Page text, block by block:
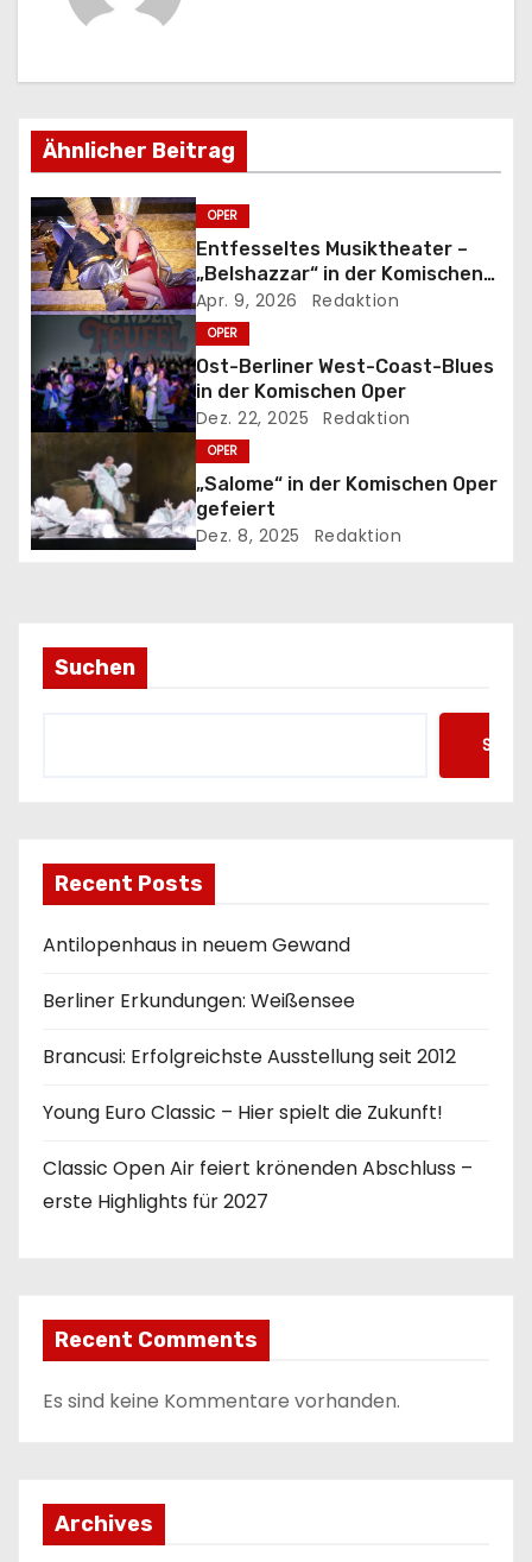
g
s
n
a
v
i
g
a
t
n
Ähnlicher Beitrag
OPER
Entfesseltes Musiktheater –
„Belshazzar“ in der Komischen
Oper
Apr. 9, 2026 Redaktion
OPER
Ost-Berliner West-Coast-Blues
in der Komischen Oper
Dez. 22, 2025 Redaktion
OPER
„Salome“ in der Komischen Oper
gefeiert
Dez. 8, 2025 Redaktion
Suchen
Recent Posts
Antilopenhaus in neuem Gewand
Berliner Erkundungen: Weißensee
Brancusi: Erfolgreichste Ausstellung seit 2012
Young Euro Classic – Hier spielt die Zukunft!
Classic Open Air feiert krönenden Abschluss –
erste Highlights für 2027
Recent Comments
Es sind keine Kommentare vorhanden.
Archives